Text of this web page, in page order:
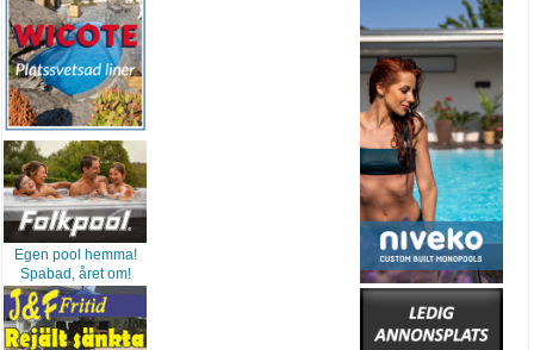
Egen pool hemma!
Spabad, året om!